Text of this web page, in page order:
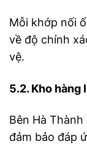
Mỗi khớp nối
về độ chính
vệ.
5.2. Kho hàng
Bên Hà
đảm bảo đáp